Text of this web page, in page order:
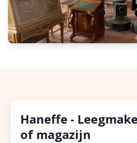
Haneffe -
of magazijn